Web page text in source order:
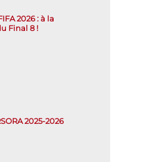
2026 : à la
Final 8 !
2025-2026